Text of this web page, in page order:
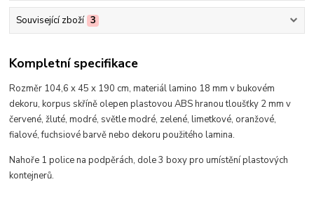
Související zboží 3
Kompletní specifikace
Rozměr 104,6 x 45 x 190 cm, materiál lamino 18 mm v bukovém
dekoru, korpus skříně olepen plastovou ABS hranou tloušťky 2 mm v
červené, žluté, modré, světle modré, zelené, limetkové, oranžové,
fialové, fuchsiové barvěnebo dekoru použitého lamina.
Nahoře 1 police na podpěrách, dole 3 boxy pro umístění plastových
kontejnerů.